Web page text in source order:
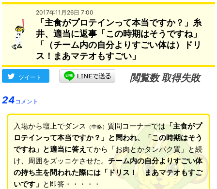
で応えたい」
得に動く方向」→
2017年11月26日 7:00
「主食がプロテインって本当ですか？」糸
井、適当に返事「この時期はそうですね」
「（チーム内の自分よりすごい体は）ドリ
ス！まあマテオもすごい」
ツイート
閲覧数 取得失敗
24コメント
入場から壇上でダンス （中略） 質問コーナーでは「主食がプ
ロテインって本当ですか？」と問われ、「この時期はそう
ですね」と適当に答え てから「お肉とかタンパク質」と続
け、周囲をズッコケさせた。 チーム内の自分よりすごい体
の持ち主を問われた際には「ドリス！ まあマテオもすご
いです」 と即答・・・・・